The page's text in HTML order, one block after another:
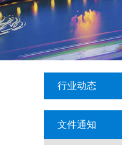
行业动态
文件通知